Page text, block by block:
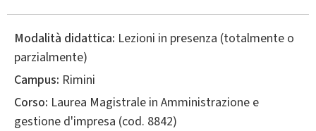
Modalità didattica: Lezioni in presenza (totalmente o
parzialmente)
Campus: Rimini
Corso: Laurea Magistrale in Amministrazione e
gestione d'impresa (cod. 8842)